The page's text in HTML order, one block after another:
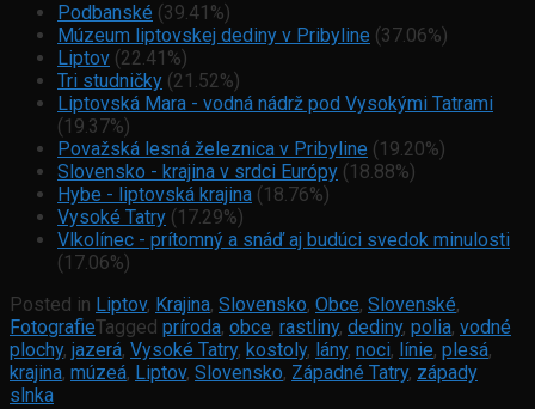
Podbanské (39.41%)
Múzeum liptovskej dediny v Pribyline (37.06%)
Liptov (22.41%)
Tri studničky (21.52%)
Liptovská Mara - vodná nádrž pod Vysokými Tatrami
(19.37%)
Považská lesná železnica v Pribyline (19.20%)
Slovensko - krajina v srdci Európy (18.88%)
Hybe - liptovská krajina (18.76%)
Vysoké Tatry (17.29%)
Vlkolínec - prítomný a snáď aj budúci svedok minulosti
(17.06%)
Posted in Liptov, Krajina, Slovensko, Obce, Slovenské,
FotografieTagged príroda, obce, rastliny, dediny, polia, vodné
plochy, jazerá, Vysoké Tatry, kostoly, lány, noci, línie, plesá,
krajina, múzeá, Liptov, Slovensko, Západné Tatry, západy
slnka